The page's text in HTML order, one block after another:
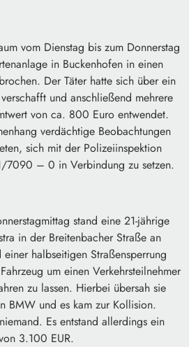
vom Dienstag bis zum Donnerstag
in Buckenhofen in einen
Der Täter hatte sich über ein
und anschließend mehrere
von ca. 800 Euro entwendet.
verdächtige Beobachtungen
sich mit der Polizeiinspektion
7090 – 0 in Verbindung zu setzen.
stand eine 21-jährige
in der Breitenbacher Straße an
halbseitigen Straßensperrung
um einen Verkehrsteilnehmer
zu lassen. Hierbei übersah sie
BMW und es kam zur Kollision.
Es entstand allerdings ein
3.100 EUR.